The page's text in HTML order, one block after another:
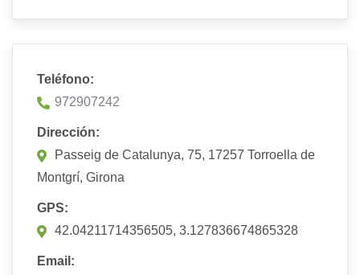
Teléfono:
972907242
Dirección:
Passeig de Catalunya, 75, 17257 Torroella de
Montgrí, Girona
GPS:
42.04211714356505, 3.127836674865328
Email: